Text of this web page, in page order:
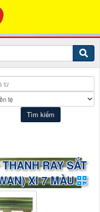
RAY SẮT
XI 7 MÀU